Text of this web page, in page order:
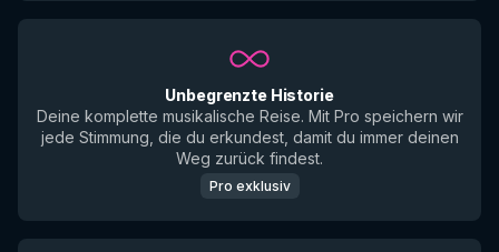
Unbegrenzte Historie
Deine komplette musikalische Reise. Mit Pro speichern wir
jede Stimmung, die du erkundest, damit du immer deinen
Weg zurück findest.
Pro exklusiv